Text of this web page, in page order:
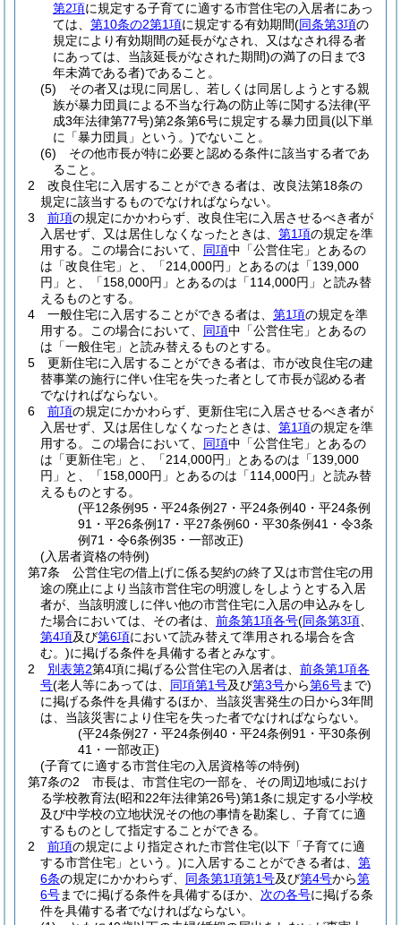
第2項に規定する子育てに適する市営住宅の入居者にあっ
ては、 第10条の2第1項に規定する有効期間(同条第3項の
規定により有効期間の延長がなされ、又はなされ得る者
にあっては、当該延長がなされた期間)の満了の日まで3
年未満である者)であること。
(5)
その者又は現に同居し、若しくは同居しようとする親
族が暴力団員による不当な行為の防止等に関する法律(平
成3年法律第77号)第2条第6号に規定する暴力団員(以下単
に「暴力団員」という。)でないこと。
(6)
その他市長が特に必要と認める条件に該当する者であ
ること。
2
改良住宅に入居することができる者は、改良法第18条の
規定に該当するものでなければならない。
3
前項の規定にかかわらず、改良住宅に入居させるべき者が
入居せず、又は居住しなくなったときは、 第1項の規定を準
用する。
この場合において、 同項中「公営住宅」とあるの
は「改良住宅」と、「214,000円」とあるのは「139,000
円」と、「158,000円」とあるのは「114,000円」と読み替
えるものとする。
4
一般住宅に入居することができる者は、 第1項の規定を準
用する。
この場合において、 同項中「公営住宅」とあるの
は「一般住宅」と読み替えるものとする。
5
更新住宅に入居することができる者は、市が改良住宅の建
替事業の施行に伴い住宅を失った者として市長が認める者
でなければならない。
6
前項の規定にかかわらず、更新住宅に入居させるべき者が
入居せず、又は居住しなくなったときは、 第1項の規定を準
用する。
この場合において、 同項中「公営住宅」とあるの
は「更新住宅」と、「214,000円」とあるのは「139,000
円」と、「158,000円」とあるのは「114,000円」と読み替
えるものとする。
(平12条例95・平24条例27・平24条例40・平24条例
91・平26条例17・平27条例60・平30条例41・令3条
例71・令6条例35・一部改正)
(入居者資格の特例)
第7条
公営住宅の借上げに係る契約の終了又は市営住宅の用
途の廃止により当該市営住宅の明渡しをしようとする入居
者が、当該明渡しに伴い他の市営住宅に入居の申込みをし
た場合においては、その者は、 前条第1項各号(同条第3項
第4項及び第6項において読み替えて準用される場合を含
む。)に掲げる条件を具備する者とみなす。
2
別表第2第4項に掲げる公営住宅の入居者は、 前条第1項各
号(老人等にあっては、 同項第1号及び第3号から第6号まで)
に掲げる条件を具備するほか、当該災害発生の日から3年間
は、当該災害により住宅を失った者でなければならない。
(平24条例27・平24条例40・平24条例91・平30条例
41・一部改正)
(子育てに適する市営住宅の入居資格等の特例)
第7条の2
市長は、市営住宅の一部を、その周辺地域におけ
る学校教育法(昭和22年法律第26号)第1条に規定する小学校
及び中学校の立地状況その他の事情を勘案し、子育てに適
するものとして指定することができる。
2
前項の規定により指定された市営住宅(以下「子育てに適
する市営住宅」という。)に入居することができる者は、 第
6条の規定にかかわらず、 同条第1項第1号及び第4号から第
6号までに掲げる条件を具備するほか、 次の各号に掲げる条
件を具備する者でなければならない。